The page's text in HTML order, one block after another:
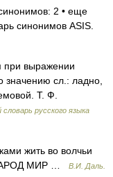
2 • еще
синонимов ASIS.
при выражении
значению сл.: ладно,
Т. Ф.
русского языка
жить во волчьи
НАРОД МИР …
В.И. Даль.